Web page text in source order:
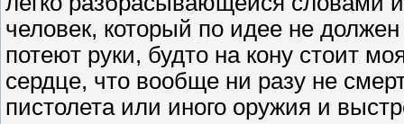
человек, который по идее не
потеют руки, будто на кону стоит
сердце, что вообще ни разу не
пистолета или иного оружия и